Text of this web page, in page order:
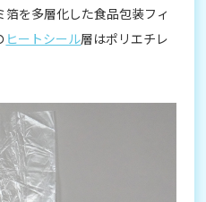
箔を多層化した食品包装フィ
ヒートシール層はポリエチレ